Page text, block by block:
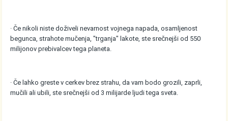
· Če nikoli niste doživeli nevarnost vojnega napada, osamljenost
begunca, strahote mučenja, "trganja" lakote, ste srečnejši od 550
milijonov prebivalcev tega planeta.
· Če lahko greste v cerkev brez strahu, da vam bodo grozili, zaprli,
mučili ali ubili, ste srečnejši od 3 milijarde ljudi tega sveta.